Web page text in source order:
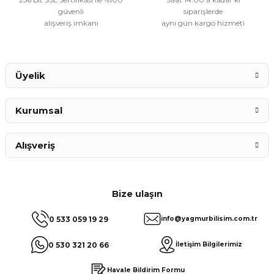
güvenli
alışveriş imkanı
siparişlerde
aynı gün kargo hizmeti
Bize ulaşın
0 533 059 19 29
0 530 321 20 66
info@yagmurbilisim.com.tr
İletişim Bilgilerimiz
Havale Bildirim Formu
Üyelik
Kurumsal
Alışveriş